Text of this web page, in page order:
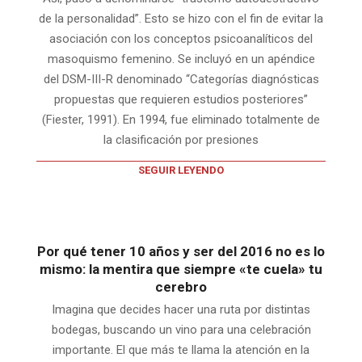
de la personalidad”. Esto se hizo con el fin de evitar la
asociación con los conceptos psicoanalíticos del
masoquismo femenino. Se incluyó en un apéndice
del DSM-III-R denominado “Categorías diagnósticas
propuestas que requieren estudios posteriores”
(Fiester, 1991). En 1994, fue eliminado totalmente de
la clasificación por presiones
SEGUIR LEYENDO
Por qué tener 10 años y ser del 2016 no es lo
mismo: la mentira que siempre «te cuela» tu
cerebro
Imagina que decides hacer una ruta por distintas
bodegas, buscando un vino para una celebración
importante. El que más te llama la atención en la